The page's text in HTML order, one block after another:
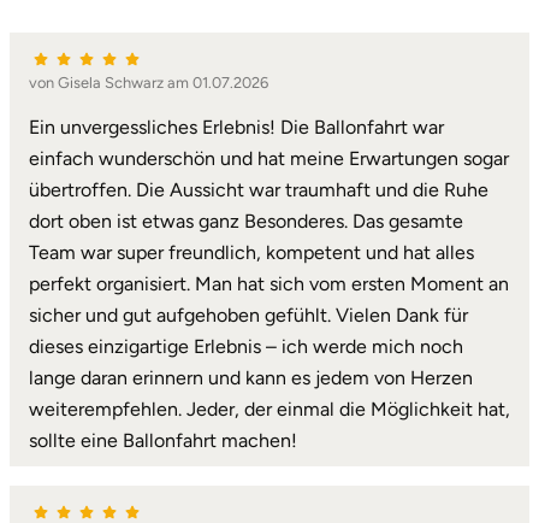
von Gisela Schwarz am 01.07.2026
Ein unvergessliches Erlebnis! Die Ballonfahrt war
einfach wunderschön und hat meine Erwartungen sogar
übertroffen. Die Aussicht war traumhaft und die Ruhe
dort oben ist etwas ganz Besonderes. Das gesamte
Team war super freundlich, kompetent und hat alles
perfekt organisiert. Man hat sich vom ersten Moment an
sicher und gut aufgehoben gefühlt. Vielen Dank für
dieses einzigartige Erlebnis – ich werde mich noch
lange daran erinnern und kann es jedem von Herzen
weiterempfehlen. Jeder, der einmal die Möglichkeit hat,
sollte eine Ballonfahrt machen!